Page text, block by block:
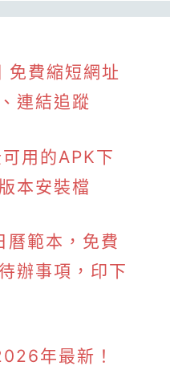
免費縮短網址
連結追蹤
用的APK下
本安裝檔
範本，免費
辦事項，印下
年最新！